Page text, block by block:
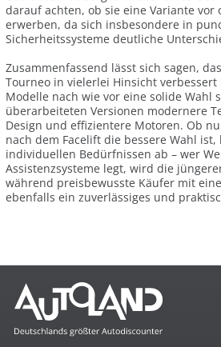
darauf achten, ob sie eine Variante vor
erwerben, da sich insbesondere in
Sicherheitssysteme deutliche
Zusammenfassend lässt sich sagen,
Tourneo in vielerlei Hinsicht
Modelle nach wie vor eine solide Wahl
überarbeiteten Versionen modernere
Design und effizientere Motoren. Ob
nach dem Facelift die bessere Wahl ist,
individuellen Bedürfnissen ab – wer
Assistenzsysteme legt, wird die
während preisbewusste Käufer mit
ebenfalls ein zuverlässiges und